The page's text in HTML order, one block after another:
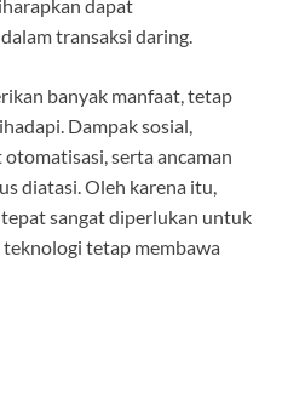
dapat
transaksi daring.
banyak manfaat, tetap
Dampak sosial,
serta ancaman
diatasi. Oleh karena itu,
sangat diperlukan untuk
tetap membawa